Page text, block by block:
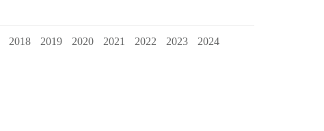
2018 2019 2020 2021 2022 2023
2024